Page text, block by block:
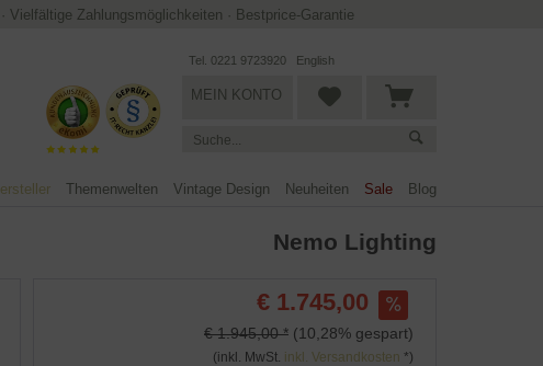
· Vielfältige Zahlungsmöglichkeiten · Bestprice-Garantie
Tel. 0221 9723920 English
MEIN KONTO
Themenwelten Vintage Design Neuheiten Sale Blog
Nemo Lighting
€ 1.745,00
€ 1.945,00 * (10,28% gespart)
(inkl. MwSt. inkl. Versandkosten *)